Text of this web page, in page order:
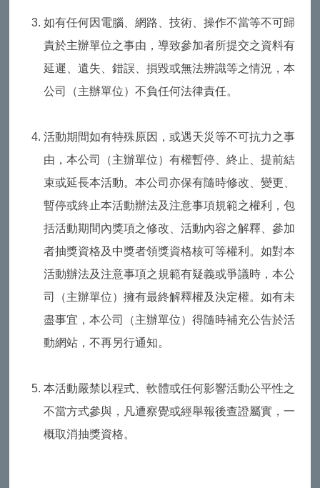
如有任何因電腦、網路、技術、操作不當等不可歸
責於主辦單位之事由，導致參加者所提交之資料有
延遲、遺失、錯誤、損毀或無法辨識等之情況，本
公司（主辦單位）不負任何法律責任。
活動期間如有特殊原因，或遇天災等不可抗力之事
由，本公司（主辦單位）有權暫停、終止、提前結
束或延長本活動。本公司亦保有隨時修改、變更、
暫停或終止本活動辦法及注意事項規範之權利，包
括活動期間內獎項之修改、活動內容之解釋、參加
者抽獎資格及中獎者領獎資格核可等權利。如對本
活動辦法及注意事項之規範有疑義或爭議時，本公
司（主辦單位）擁有最終解釋權及決定權。如有未
盡事宜，本公司（主辦單位）得隨時補充公告於活
動網站，不再另行通知。
本活動嚴禁以程式、軟體或任何影響活動公平性之
不當方式參與，凡遭察覺或經舉報後查證屬實，一
概取消抽獎資格。